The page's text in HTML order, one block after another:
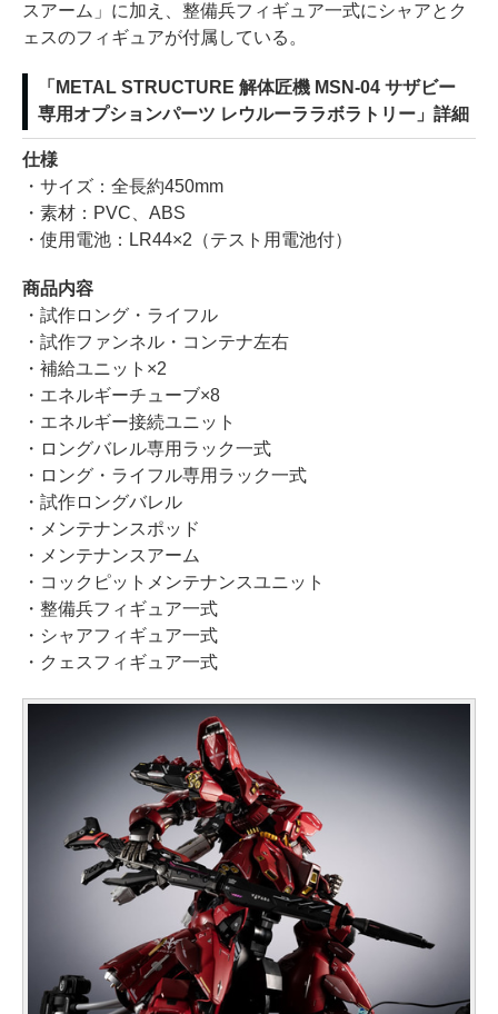
スアーム」に加え、整備兵フィギュア一式にシャアとク
ェスのフィギュアが付属している。
「METAL STRUCTURE 解体匠機 MSN-04 サザビー
専用オプションパーツ レウルーララボラトリー」詳細
仕様
・サイズ：全長約450mm
・素材：PVC、ABS
・使用電池：LR44×2（テスト用電池付）
商品内容
・試作ロング・ライフル
・試作ファンネル・コンテナ左右
・補給ユニット×2
・エネルギーチューブ×8
・エネルギー接続ユニット
・ロングバレル専用ラック一式
・ロング・ライフル専用ラック一式
・試作ロングバレル
・メンテナンスポッド
・メンテナンスアーム
・コックピットメンテナンスユニット
・整備兵フィギュア一式
・シャアフィギュア一式
・クェスフィギュア一式